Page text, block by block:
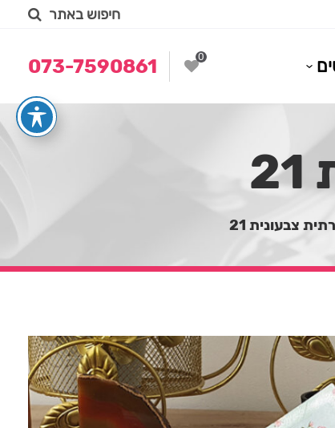
חיפוש באתר
0
073-7590861
צבעונית 21